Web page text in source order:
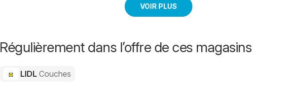
VOIR PLUS
Régulièrement dans l’offre de ces magasins
LIDL Couches